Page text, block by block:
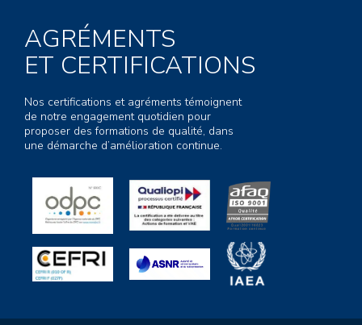
AGRÉMENTS
ET CERTIFICATIONS
Nos certifications et agréments témoignent
de notre engagement quotidien pour
proposer des formations de qualité, dans
une démarche d’amélioration continue.